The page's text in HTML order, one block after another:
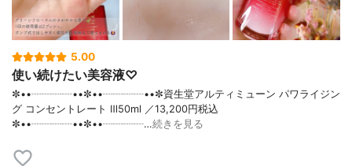
5.00
使い続けたい美容液♡
✼••┈┈┈┈••✼••┈┈┈┈••✼資生堂アルティミューン パワライジン
グ コンセントレート Ⅲ50ml ／13,200円税込
✼••┈┈┈┈••✼••┈┈┈┈…続きを見る